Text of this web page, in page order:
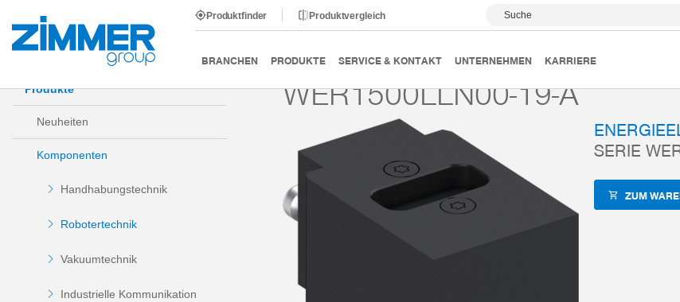
Produktfinder Produktvergleich Suche
BRANCHEN PRODUKTE SERVICE & KONTAKT UNTERNEHMEN KARRIERE
Start Produkte Komponenten Robotertechnik Energieelemente Serie WER1500 Schutz für das
Produkte
Neuheiten
Komponenten
Handhabungstechnik
Robotertechnik
Vakuumtechnik
Industrielle Kommunikation
WER1500LLN00-19-A
SERIE
ZUM